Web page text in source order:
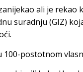
ali je rekao
suradnju (GIZ)
100-postotnom